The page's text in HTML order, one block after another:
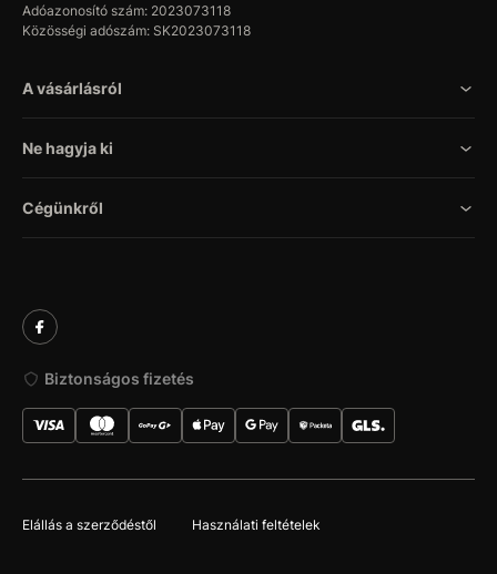
Adóazonosító szám: 2023073118
Közösségi adószám: SK2023073118
A vásárlásról
Ne hagyja ki
Cégünkről
Biztonságos fizetés
Elállás a szerződéstől Használati feltételek